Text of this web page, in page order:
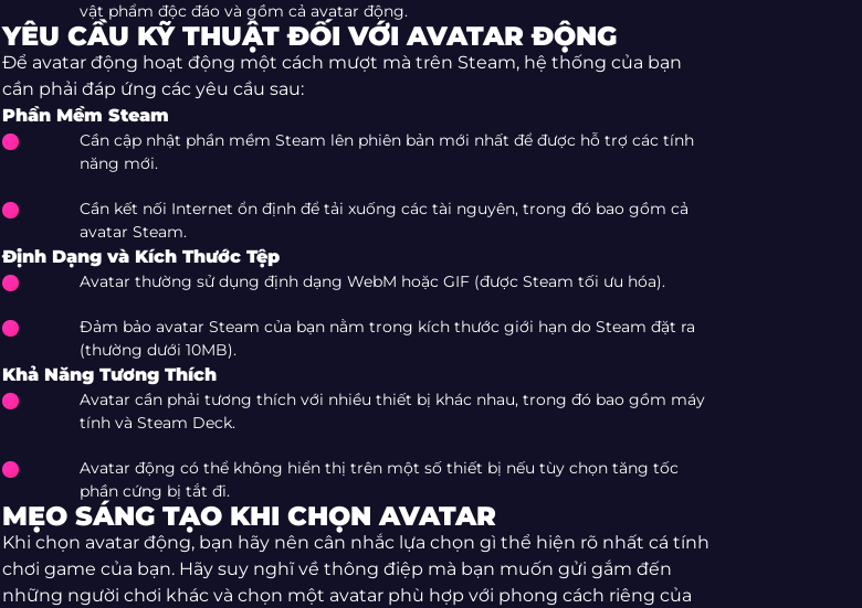
vật phẩm độc đáo và gồm cả avatar động.
YÊU CẦU KỸ THUẬT ĐỐI VỚI AVATAR ĐỘNG
Để avatar động hoạt động một cách mượt mà trên Steam, hệ thống của bạn
cần phải đáp ứng các yêu cầu sau:
Phần Mềm Steam
Cần cập nhật phần mềm Steam lên phiên bản mới nhất để được hỗ trợ các tính
năng mới.
Cần kết nối Internet ổn định để tải xuống các tài nguyên, trong đó bao gồm cả
avatar Steam.
Định Dạng và Kích Thước Tệp
Avatar thường sử dụng định dạng WebM hoặc GIF (được Steam tối ưu hóa).
Đảm bảo avatar Steam của bạn nằm trong kích thước giới hạn do Steam đặt ra
(thường dưới 10MB).
Khả Năng Tương Thích
Avatar cần phải tương thích với nhiều thiết bị khác nhau, trong đó bao gồm máy
tính và Steam Deck.
Avatar động có thể không hiển thị trên một số thiết bị nếu tùy chọn tăng tốc
phần cứng bị tắt đi.
MẸO SÁNG TẠO KHI CHỌN AVATAR
Khi chọn avatar động, bạn hãy nên cân nhắc lựa chọn gì thể hiện rõ nhất cá tính
chơi game của bạn. Hãy suy nghĩ về thông điệp mà bạn muốn gửi gắm đến
những người chơi khác và chọn một avatar phù hợp với phong cách riêng của